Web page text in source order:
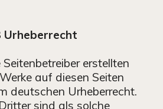
Urheberrecht
erstellten
auf diesen Seiten
deutschen Urheberrecht.
sind als solche